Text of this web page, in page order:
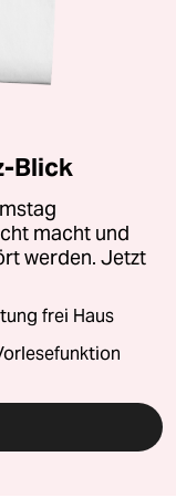
Blick
macht und
werden. Jetzt
frei Haus